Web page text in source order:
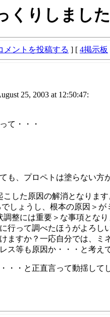
くりしました
メントを投稿する ] [ 4掲示板
25, 2003 at 12:50:47:
て・・・
、プロペトは塗らない
した原因の解消となりま
しょうし、根本の原因＞
整には重要＞な事項とな
行って調べたほうがよろし
すか？一応自分では、
等も原因か・・・と考え
・と正直言って動揺し